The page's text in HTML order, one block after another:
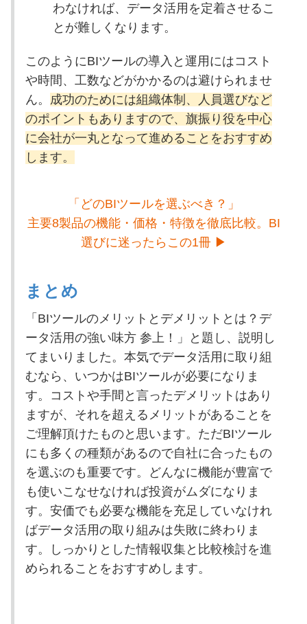
わなければ、データ活用を定着させるこ
とが難しくなります。
このようにBIツールの導入と運用にはコスト
や時間、工数などがかかるのは避けられませ
ん。
成功のためには組織体制、人員選びなど
のポイントもありますので、旗振り役を中心
に会社が一丸となって進めることをおすすめ
します。
「どのBIツールを選ぶべき？」
主要8製品の機能・価格・特徴を徹底比較。BI
選びに迷ったらこの1冊 ▶
まとめ
「BIツールのメリットとデメリットとは？デ
ータ活用の強い味方 参上！」と題し、説明し
てまいりました。本気でデータ活用に取り組
むなら、いつかはBIツールが必要になりま
す。コストや手間と言ったデメリットはあり
ますが、それを超えるメリットがあることを
ご理解頂けたものと思います。ただBIツール
にも多くの種類があるので自社に合ったもの
を選ぶのも重要です。どんなに機能が豊富で
も使いこなせなければ投資がムダになりま
す。安価でも必要な機能を充足していなけれ
ばデータ活用の取り組みは失敗に終わりま
す。しっかりとした情報収集と比較検討を進
められることをおすすめします。